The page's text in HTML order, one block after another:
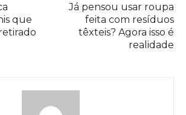
que
Já pensou usar roupa
feita com resíduos
têxteis? Agora isso é
realidade